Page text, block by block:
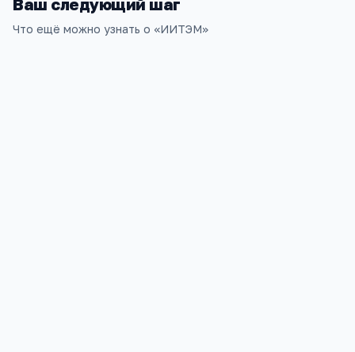
Ваш следующий шаг
Что ещё можно узнать о «ИИТЭМ»